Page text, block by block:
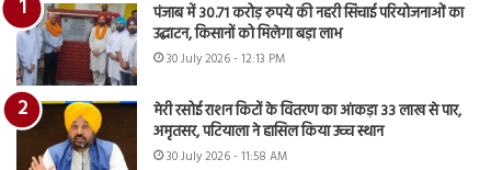
पंजाब में 30.71 करोड़ रुपये की नहरी सिंचाई परियोजनाओं का
उद्घाटन, किसानों को मिलेगा बड़ा लाभ
30 July 2026 - 12:13 PM
मेरी रसोई राशन किटों के वितरण का आंकड़ा 33 लाख से पार,
अमृतसर, पटियाला ने हासिल किया उच्च स्थान
30 July 2026 - 11:58 AM